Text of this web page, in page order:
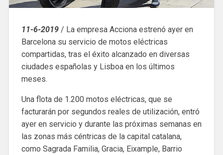
11-6-2019/ La empresa Acciona estrenó ayer en
Barcelona su servicio de motos eléctricas
compartidas, tras el éxito alcanzado en diversas
ciudades españolas y Lisboa en los últimos
meses.
Una flota de 1.200 motos eléctricas, que se
facturarán por segundos reales de utilización, entró
ayer en servicio y durante las próximas semanas en
las zonas más céntricas de la capital catalana,
como Sagrada Familia, Gracia, Eixample, Barrio